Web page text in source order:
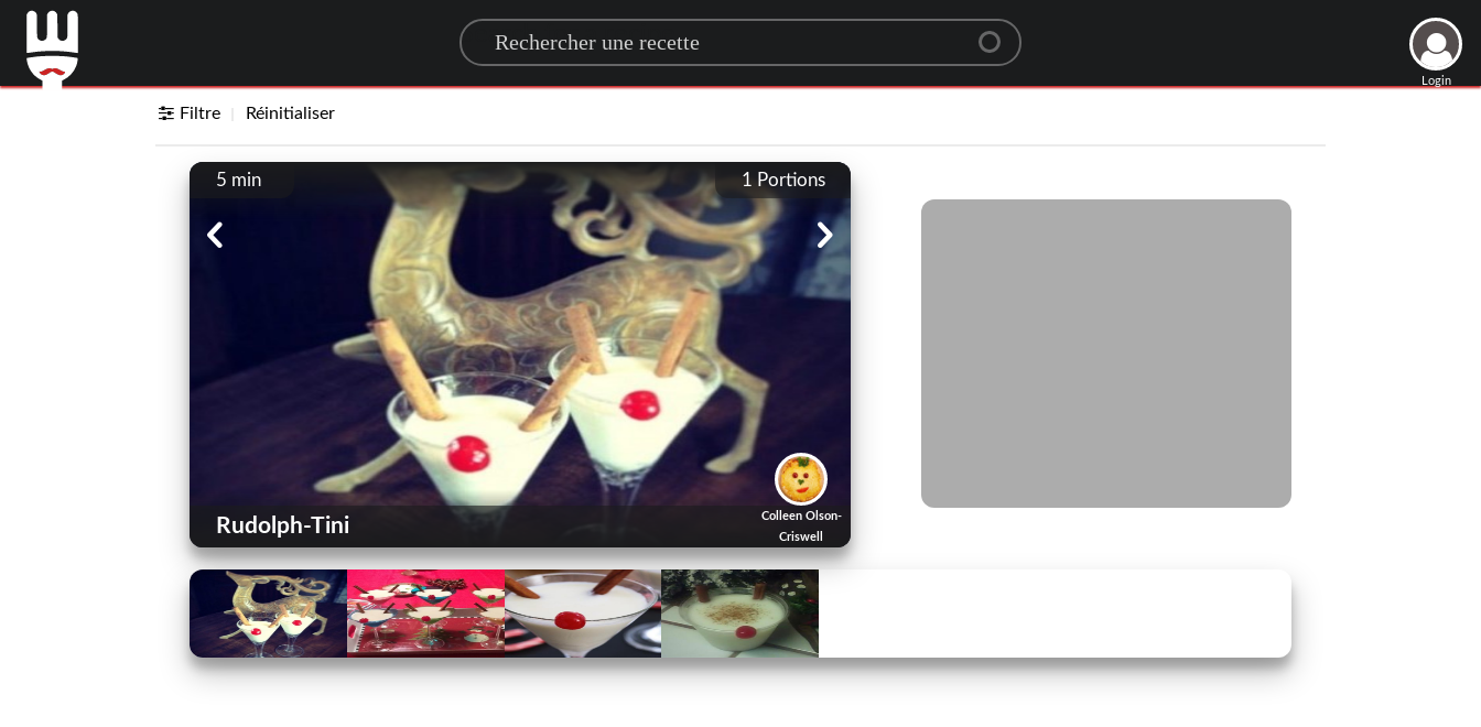
Search for a recipe
Login
Filtre Réinitialiser
1 Portions
5 min
Colleen Olson-
Criswell
Rudolph-Tini